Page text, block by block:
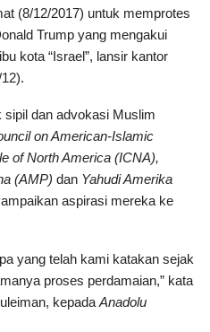
(8/12/2017) untuk memprotes
Trump yang mengakui
kota “Israel”, lansir kantor
dan advokasi Muslim
on American-Islamic
of North America (ICNA),
(AMP) dan Yahudi Amerika
aspirasi mereka ke
yang telah kami katakan sejak
proses perdamaian,” kata
kepada Anadolu